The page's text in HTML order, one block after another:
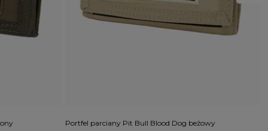
Portfel parciany Pit Bull Blood Dog beżowy